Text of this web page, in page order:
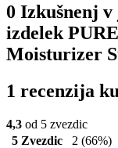
0 Izkušnenj v
izdelek
Moisturizer
1 recenzija
4,3 od 5 zvezdic
5 Zvezdic
2 (66%)